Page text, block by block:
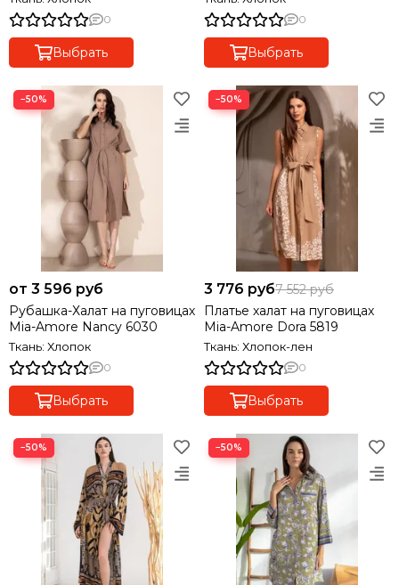
0
Выбрать
0
Выбрать
−50%
от 3 596 руб
Рубашка-Халат на пуговицах
Mia-Amore Nancy 6030
Ткань: Хлопок
0
Выбрать
−50%
3 776 руб7 552 руб
Платье халат на пуговицах
Mia-Amore Dora 5819
Ткань: Хлопок-лен
0
Выбрать
−50% −50%